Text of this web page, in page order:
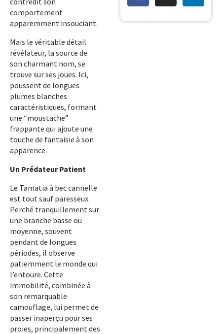
comportement
apparemment insouciant.
Mais le véritable détail
révélateur, la source de
son charmant nom, se
trouve sur ses joues. Ici,
poussent de longues
plumes blanches
caractéristiques, formant
une “moustache”
frappante qui ajoute une
touche de fantaisie à son
apparence.
Un Prédateur Patient
Le Tamatia à bec cannelle
est tout sauf paresseux.
Perché tranquillement sur
une branche basse ou
moyenne, souvent
pendant de longues
périodes, il observe
patiemment le monde qui
l’entoure. Cette
immobilité, combinée à
son remarquable
camouflage, lui permet de
passer inaperçu pour ses
proies, principalement des